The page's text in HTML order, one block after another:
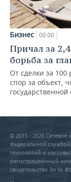
Бизнес 00:00
Причал за
борьба за
От сделки за 100
спор за объект,
государственной
© 2015 - 2026 Сетевое
Федеральной
технологий и
регистрационный
свидетельство Эл №